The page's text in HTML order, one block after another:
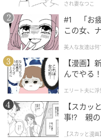
michill
フロントにあしらわれ
ンドネームタグが高級
セントに。
され妻なつこ
#1 「お疲
この女、
美人な友達は何
【漫画】
んでやる
エリート夫に
【スカッ
事!? 親の
【スカッと漫